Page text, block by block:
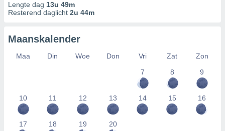
en
en
content,
Lengte dag 13u 49m
Resterend daglicht 2u 44m
Maanskalender
Maa Din Woe Don Vri Zat
Zon
7
8 9
10 11 12 13 14 15 16
17 18 19 20